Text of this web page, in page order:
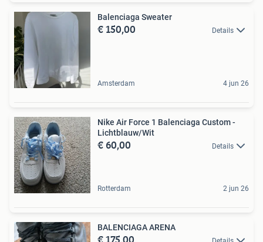
Balenciaga Sweater
€ 150,00 Details
Amsterdam 4 jun 26
Nike Air Force 1 Balenciaga Custom -
Lichtblauw/Wit
€ 60,00 Details
Rotterdam 2 jun 26
BALENCIAGA ARENA